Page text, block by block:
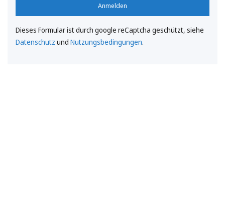
Anmelden
Dieses Formular ist durch google reCaptcha geschützt, siehe
Datenschutz und Nutzungsbedingungen.